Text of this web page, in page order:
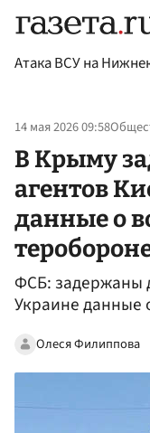
Атака ВСУ на
14 мая 2026 09:58
В Крыму
агентов
данные о
ФСБ: задержаны
Украине данные
Олеся Филиппова